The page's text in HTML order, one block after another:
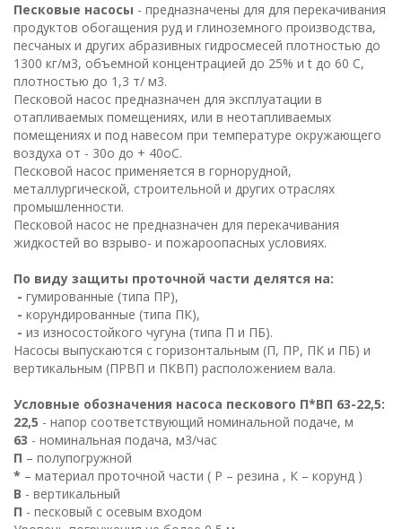
Песковые насосы - предназначены для для перекачивания
продуктов обогащения руд и глиноземного производства,
песчаных и других абразивных гидросмесей плотностью до
1300 кг/м3, объемной концентрацией до 25% и t до 60 С,
плотностью до 1,3 т/ м3.
Песковой насос предназначен для эксплуатации в
отапливаемых помещениях, или в неотапливаемых
помещениях и под навесом при температуре окружающего
воздуха от - 30o до + 40oС.
Песковой насос применяется в горнорудной,
металлургической, строительной и других отраслях
промышленности.
Песковой насос не предназначен для перекачивания
жидкостей во взрыво- и пожароопасных условиях.
По виду защиты проточной части делятся на:
- гумированные (типа ПР),
- корундированные (типа ПК),
- из износостойкого чугуна (типа П и ПБ).
Насосы выпускаются с горизонтальным (П, ПР, ПК и ПБ) и
вертикальным (ПРВП и ПКВП) расположением вала.
Условные обозначения насоса пескового П*ВП 63-22,5:
22,5 - напор соответствующий номинальной подаче, м
63 - номинальная подача, м3/час
П – полупогружной
* – материал проточной части ( Р – резина , К – корунд )
В - вертикальный
П - песковый с осевым входом